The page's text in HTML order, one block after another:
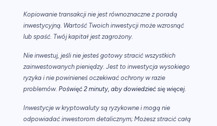
Kopiowanie transakcji nie jest równoznaczne z poradą
inwestycyjną. Wartość Twoich inwestycji może wzrosnąć
lub spaść. Twój kapitał jest zagrożony.
Nie inwestuj, jeśli nie jesteś gotowy stracić wszystkich
zainwestowanych pieniędzy. Jest to inwestycja wysokiego
ryzyka i nie powinieneś oczekiwać ochrony w razie
problemów. Poświęć 2 minuty, aby dowiedzieć się więcej.
Inwestycje w kryptowaluty są ryzykowne i mogą nie
odpowiadać inwestorom detalicznym; Możesz stracić całą